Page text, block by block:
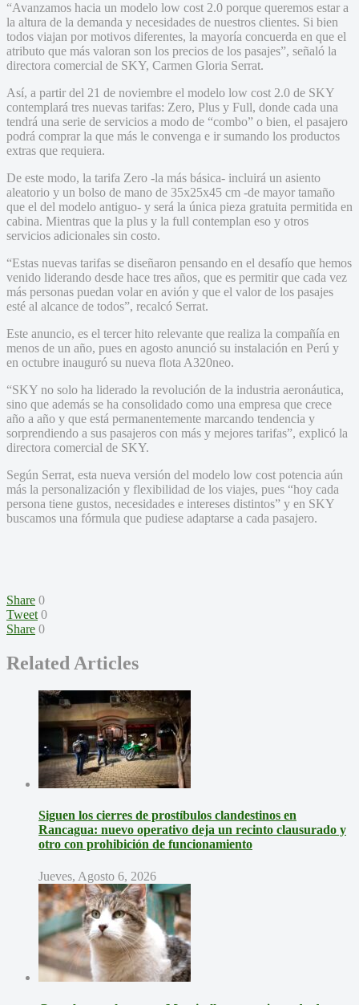
“Avanzamos hacia un modelo low cost 2.0 porque queremos estar a
la altura de la demanda y necesidades de nuestros clientes. Si bien
todos viajan por motivos diferentes, la mayoría concuerda en que el
atributo que más valoran son los precios de los pasajes”, señaló la
directora comercial de SKY, Carmen Gloria Serrat.
Así, a partir del 21 de noviembre el modelo low cost 2.0 de SKY
contemplará tres nuevas tarifas: Zero, Plus y Full, donde cada una
tendrá una serie de servicios a modo de “combo” o bien, el pasajero
podrá comprar la que más le convenga e ir sumando los productos
extras que requiera.
De este modo, la tarifa Zero -la más básica- incluirá un asiento
aleatorio y un bolso de mano de 35x25x45 cm -de mayor tamaño
que el del modelo antiguo- y será la única pieza gratuita permitida en
cabina. Mientras que la plus y la full contemplan eso y otros
servicios adicionales sin costo.
“Estas nuevas tarifas se diseñaron pensando en el desafío que hemos
venido liderando desde hace tres años, que es permitir que cada vez
más personas puedan volar en avión y que el valor de los pasajes
esté al alcance de todos”, recalcó Serrat.
Este anuncio, es el tercer hito relevante que realiza la compañía en
menos de un año, pues en agosto anunció su instalación en Perú y
en octubre inauguró su nueva flota A320neo.
“SKY no solo ha liderado la revolución de la industria aeronáutica,
sino que además se ha consolidado como una empresa que crece
año a año y que está permanentemente marcando tendencia y
sorprendiendo a sus pasajeros con más y mejores tarifas”, explicó la
directora comercial de SKY.
Según Serrat, esta nueva versión del modelo low cost potencia aún
más la personalización y flexibilidad de los viajes, pues “hoy cada
persona tiene gustos, necesidades e intereses distintos” y en SKY
buscamos una fórmula que pudiese adaptarse a cada pasajero.
Share 0
Tweet 0
Share 0
Related Articles
Siguen los cierres de prostíbulos clandestinos en
Rancagua: nuevo operativo deja un recinto clausurado y
otro con prohibición de funcionamiento
Jueves, Agosto 6, 2026